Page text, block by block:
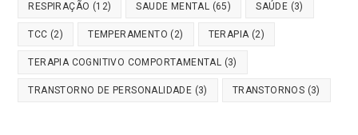
RESPIRAÇÃO (12) SAUDE MENTAL (65) SAÚDE (3)
TCC (2) TEMPERAMENTO (2) TERAPIA(2)
TERAPIA COGNITIVO COMPORTAMENTAL (3)
TRANSTORNO DE PERSONALIDADE (3) TRANSTORNOS (3)